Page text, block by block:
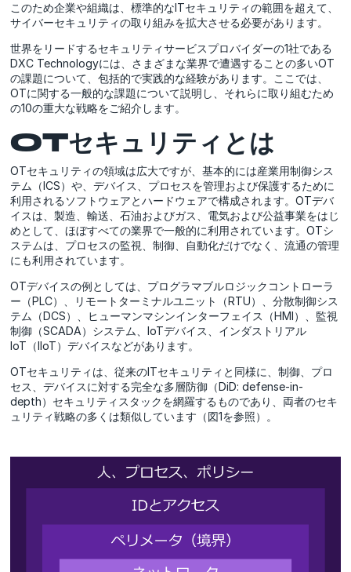
このため企業や組織は、標準的なITセキュリティの範囲を超えて、
サイバーセキュリティの取り組みを拡大させる必要があります。
世界をリードするセキュリティサービスプロバイダーの1社である
DXC Technologyには、さまざまな業界で遭遇することの多いOT
の課題について、包括的で実践的な経験があります。ここでは、
OTに関する一般的な課題について説明し、それらに取り組むため
の10の重大な戦略をご紹介します。
OTセキュリティとは
OTセキュリティの領域は広大ですが、基本的には産業用制御シス
テム（ICS）や、デバイス、プロセスを管理および保護するために
利用されるソフトウェアとハードウェアで構成されます。OTデバ
イスは、製造、輸送、石油およびガス、電気および公益事業をはじ
めとして、ほぼすべての業界で一般的に利用されています。OTシ
ステムは、プロセスの監視、制御、自動化だけでなく、流通の管理
にも利用されています。
OTデバイスの例としては、プログラマブルロジックコントローラ
ー（PLC）、リモートターミナルユニット（RTU）、分散制御シス
テム（DCS）、ヒューマンマシンインターフェイス（HMI）、監視
制御（SCADA）システム、IoTデバイス、インダストリアル
IoT（IIoT）デバイスなどがあります。
OTセキュリティは、従来のITセキュリティと同様に、制御、プロ
セス、デバイスに対する完全な多層防御（DiD: defense-in-
depth）セキュリティスタックを網羅するものであり、両者のセキ
ュリティ戦略の多くは類似しています（図1を参照）。